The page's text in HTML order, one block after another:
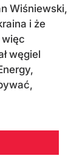
Wiśniewski,
i że
więc
węgiel